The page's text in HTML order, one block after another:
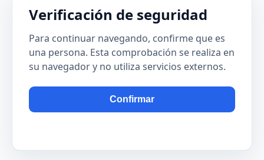
Verificación de seguridad
Para continuar navegando, confirme que es
una persona. Esta comprobación se realiza en
su navegador y no utiliza servicios externos.
Confirmar